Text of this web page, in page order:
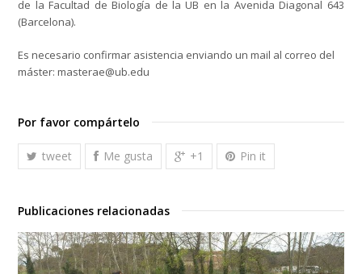
de la Facultad de Biología de la UB en la Avenida Diagonal 643
(Barcelona).
Es necesario confirmar asistencia enviando un mail al correo del
máster: masterae@ub.edu
Por favor compártelo
tweet Me gusta +1 Pin it
Publicaciones relacionadas